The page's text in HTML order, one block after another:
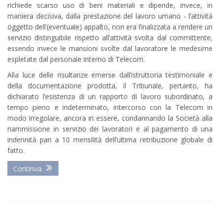
richiede scarso uso di beni materiali e dipende, invece, in
maniera decisiva, dalla prestazione del lavoro umano - l’attività
oggetto dell’(eventuale) appalto, non era finalizzata a rendere un
servizio distinguibile rispetto all’attività svolta dal committente,
essendo invece le mansioni svolte dal lavoratore le medesime
espletate dal personale interno di Telecom.
Alla luce delle risultanze emerse dall’istruttoria testimoniale e
della documentazione prodotta, il Tribunale, pertanto, ha
dichiarato l’esistenza di un rapporto di lavoro subordinato, a
tempo pieno e indeterminato, intercorso con la Telecom in
modo irregolare, ancora in essere, condannando la Società alla
riammissione in servizio dei lavoratori e al pagamento di una
indennità pari a 10 mensilità dell’ultima retribuzione globale di
fatto.
Continua